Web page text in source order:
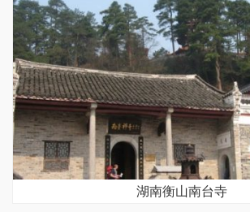
湖南衡山南台寺